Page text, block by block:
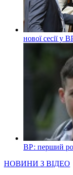
нової сесії
ВР: перший
НОВИНИ З ВІДЕО